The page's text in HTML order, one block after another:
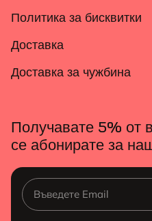
Политика за бисквитки
Доставка
Доставка за чужбина
Получавате 5% от
се абонирате за